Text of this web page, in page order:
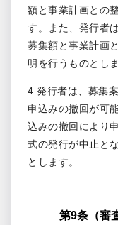
額と事業計画との
す。また、発行者
募集額と事業計画
明を行うものとしま
4.発行者は、募集
申込みの撤回が可
込みの撤回により
式の発行が中止と
とします。
第9条（審